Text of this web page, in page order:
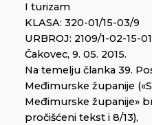
I turizam
KLASA: 320-01/15-03/9
URBROJ: 2109/1-02-15-01
Čakovec, 9. 05. 2015.
Na temelju članka 39.
Međimurske županije
Međimurske županije»
pročišćeni tekst i 8/13),